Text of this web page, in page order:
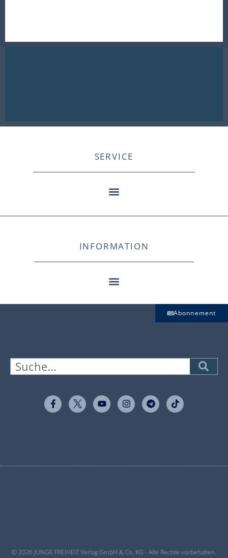
SERVICE
INFORMATION
Abonnement
© 2026 JUNGE FREIHEIT Verlag GmbH & Co. KG - Alle Rechte vorbehalten.